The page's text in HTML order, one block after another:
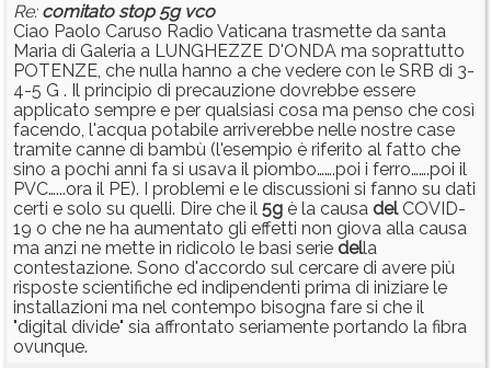
Re: comitato stop 5g vco
Ciao Paolo Caruso Radio Vaticana trasmette da santa
Maria di Galeria a LUNGHEZZE D'ONDA ma soprattutto
POTENZE, che nulla hanno a che vedere con le SRB di 3-
4-5 G . Il principio di precauzione dovrebbe essere
applicato sempre e per qualsiasi cosa ma penso che così
facendo, l'acqua potabile arriverebbe nelle nostre case
tramite canne di bambù (l'esempio è riferito al fatto che
sino a pochi anni fa si usava il piombo…….poi i ferro…….poi il
PVC…...ora il PE). I problemi e le discussioni si fanno su dati
certi e solo su quelli. Dire che il 5g è la causa delCOVID-
19 o che ne ha aumentato gli effetti non giova alla causa
ma anzi ne mette in ridicolo le basi serie della
contestazione. Sono d'accordo sul cercare di avere più
risposte scientifiche ed indipendenti prima di iniziare le
installazioni ma nel contempo bisogna fare si che il
"digital divide" sia affrontato seriamente portando la fibra
ovunque.